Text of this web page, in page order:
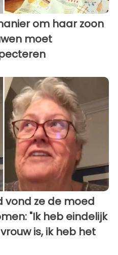
om haar zoon
moet
vond ze de moed
"Ik heb eindelijk
is, ik heb het